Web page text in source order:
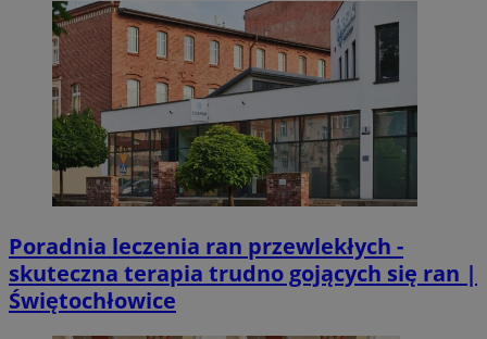
Poradnia leczenia ran przewlekłych -
skuteczna terapia trudno gojących się ran |
Świętochłowice